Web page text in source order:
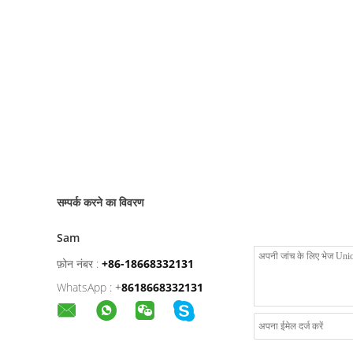
सम्पर्क करने का विवरण
Sam
फ़ोन नंबर : +86-18668332131
WhatsApp : +8618668332131